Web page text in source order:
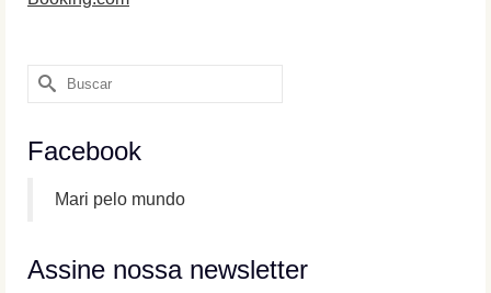
Buscar
por:
Facebook
Mari pelo mundo
Assine nossa newsletter